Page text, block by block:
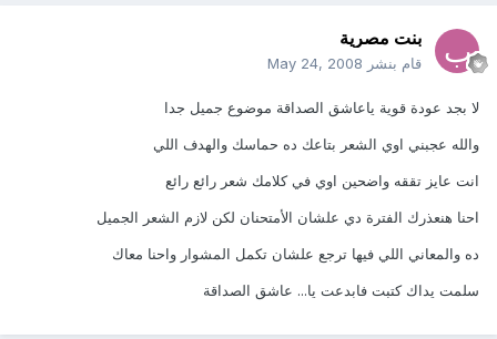
بنت مصرية
قام بنشر May 24, 2008
لا بجد عودة قوية ياعاشق الصداقة موضوع جميل جدا
والله عجبني اوي الشعر بتاعك ده حماسك والهدف اللي
انت عايز تققه واضحين اوي في كلامك شعر رائع رائع
احنا هنعذرك الفترة دي علشان الأمتحنان لكن لازم الشعر الجميل
ده والمعاني اللي فيها ترجع علشان تكمل المشوار واحنا معاك
سلمت يداك كتبت فابدعت يا... عاشق الصداقة